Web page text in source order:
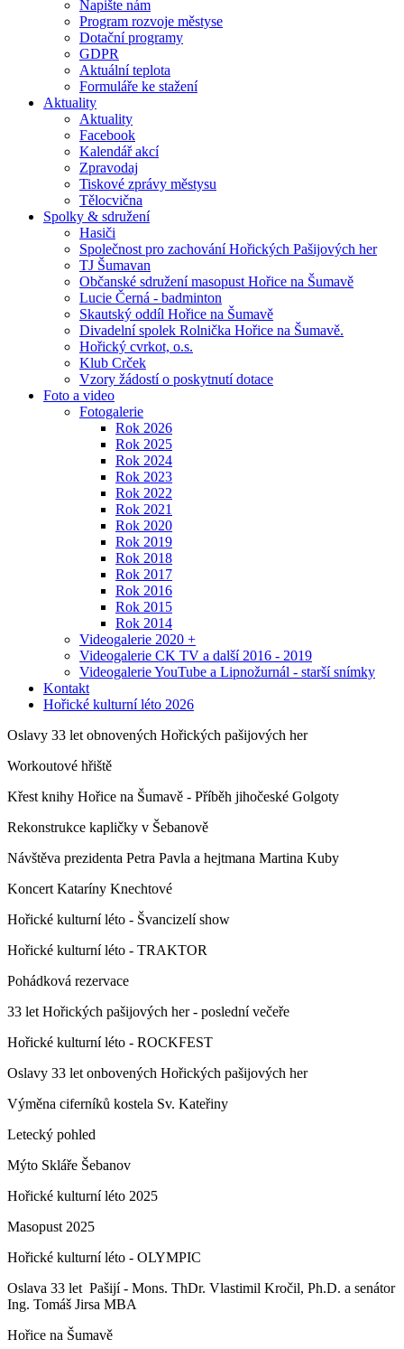
Napište nám
Program rozvoje městyse
Dotační programy
GDPR
Aktuální teplota
Formuláře ke stažení
Aktuality
Aktuality
Facebook
Kalendář akcí
Zpravodaj
Tiskové zprávy městysu
Tělocvična
Spolky & sdružení
Hasiči
Společnost pro zachování Hořických Pašijových her
TJ Šumavan
Občanské sdružení masopust Hořice na Šumavě
Lucie Černá - badminton
Skautský oddíl Hořice na Šumavě
Divadelní spolek Rolnička Hořice na Šumavě.
Hořický cvrkot, o.s.
Klub Crček
Vzory žádostí o poskytnutí dotace
Foto a video
Fotogalerie
Rok 2026
Rok 2025
Rok 2024
Rok 2023
Rok 2022
Rok 2021
Rok 2020
Rok 2019
Rok 2018
Rok 2017
Rok 2016
Rok 2015
Rok 2014
Videogalerie 2020 +
Videogalerie CK TV a další 2016 - 2019
Videogalerie YouTube a Lipnožurnál - starší snímky
Kontakt
Hořické kulturní léto 2026
Oslavy 33 let obnovených Hořických pašijových her
Workoutové hřiště
Křest knihy Hořice na Šumavě - Příběh jihočeské Golgoty
Rekonstrukce kapličky v Šebanově
Návštěva prezidenta Petra Pavla a hejtmana Martina Kuby
Koncert Kataríny Knechtové
Hořické kulturní léto - Švancizelí show
Hořické kulturní léto - TRAKTOR
Pohádková rezervace
33 let Hořických pašijových her - poslední večeře
Hořické kulturní léto - ROCKFEST
Oslavy 33 let onbovených Hořických pašijových her
Výměna ciferníků kostela Sv. Kateřiny
Letecký pohled
Mýto Skláře Šebanov
Hořické kulturní léto 2025
Masopust 2025
Hořické kulturní léto - OLYMPIC
Oslava 33 let Pašijí - Mons. ThDr. Vlastimil Kročil, Ph.D. a senátor
Ing. Tomáš Jirsa MBA
Hořice na Šumavě